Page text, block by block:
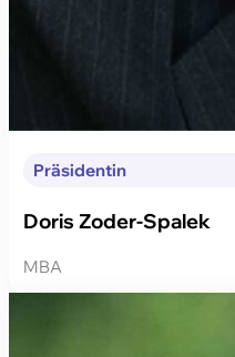
Präsidentin
Doris Zoder-Spalek
MBA